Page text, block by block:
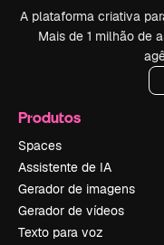
A plataforma criativa
Mais de 1 milhão de
Produtos
Spaces
Assistente de IA
Gerador de imagens
Gerador de vídeos
Texto para voz